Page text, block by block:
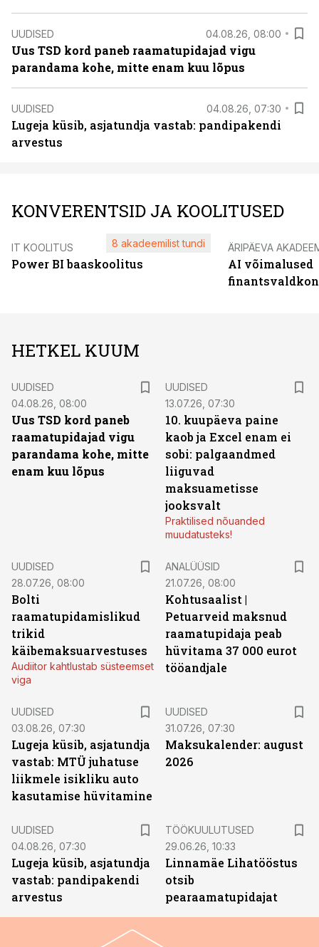
UUDISED 04.08.26, 08:00
Uus TSD kord paneb raamatupidajad vigu
parandama kohe, mitte enam kuu lõpus
UUDISED 04.08.26, 07:30
Lugeja küsib, asjatundja vastab: pandipakendi
arvestus
KONVERENTSID JA KOOLITUSED
IT KOOLITUS
Power BI baaskoolitus
8 akadeemilist tundi ÄRIPÄEVA
AI võimalused
HETKEL KUUM
UUDISED
04.08.26, 08:00
Uus TSD kord paneb
raamatupidajad vigu
parandama kohe, mitte
enam kuu lõpus
UUDISED
13.07.26, 07:30
10. kuupäeva paine
kaob ja Excel enam ei
sobi: palgaandmed
liiguvad
maksuametisse
jooksvalt
Praktilised nõuanded
muudatusteks!
UUDISED
28.07.26, 08:00
Bolti
raamatupidamislikud
trikid
käibemaksuarvestuses
Audiitor kahtlustab süsteemset
viga
ANALÜÜSID
21.07.26, 08:00
Kohtusaalist |
Petuarveid maksnud
raamatupidaja peab
hüvitama 37 000 eurot
tööandjale
UUDISED
03.08.26, 07:30
Lugeja küsib, asjatundja
vastab: MTÜ juhatuse
liikmele isikliku auto
kasutamise hüvitamine
UUDISED
31.07.26, 07:30
Maksukalender: august
2026
UUDISED
04.08.26, 07:30
Lugeja küsib, asjatundja
vastab: pandipakendi
arvestus
TÖÖKUULUTUSED
29.06.26, 10:33
Linnamäe Lihatööstus
otsib
pearaamatupidajat